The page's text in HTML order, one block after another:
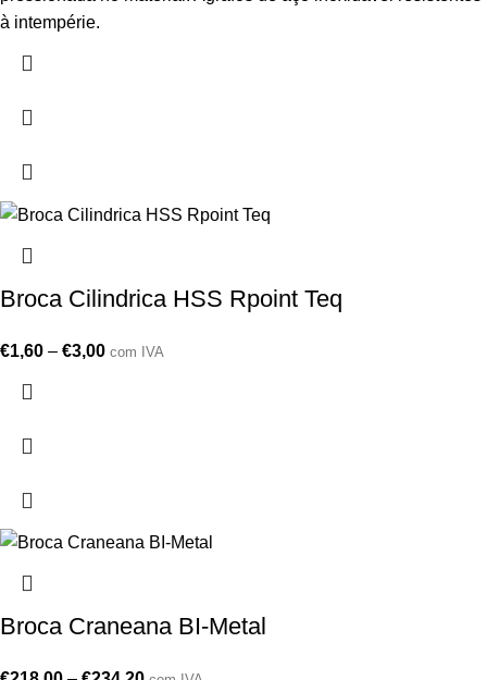
à intempérie.
Broca Cilindrica HSS Rpoint Teq
€1,60 – €3,00 com IVA
Broca Craneana BI-Metal